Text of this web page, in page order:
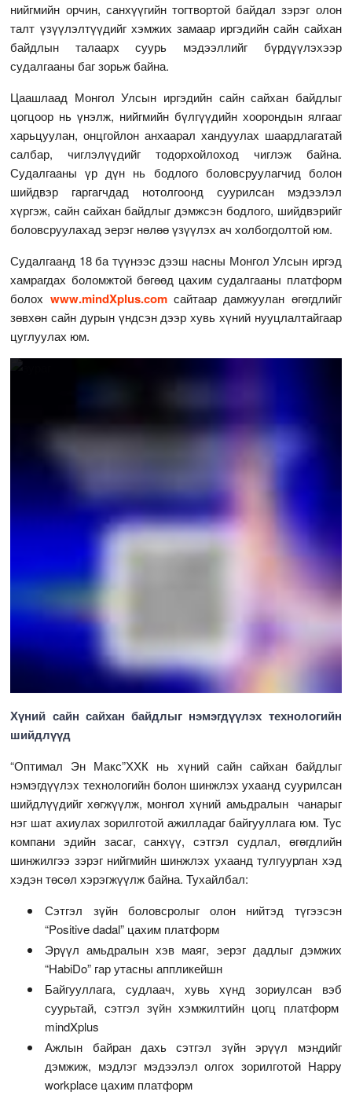
нийгмийн орчин, санхүүгийн тогтвортой байдал зэрэг олон
талт үзүүлэлтүүдийг хэмжих замаар иргэдийн сайн сайхан
байдлын талаарх суурь мэдээллийг бүрдүүлэхээр
судалгааны баг зорьж байна.
Цаашлаад Монгол Улсын иргэдийн сайн сайхан байдлыг
цогцоор нь үнэлж, нийгмийн бүлгүүдийн хоорондын ялгааг
харьцуулан, онцгойлон анхаарал хандуулах шаардлагатай
салбар, чиглэлүүдийг тодорхойлоход чиглэж байна.
Судалгааны үр дүн нь бодлого боловсруулагчид болон
шийдвэр гаргагчдад нотолгоонд суурилсан мэдээлэл
хүргэж, сайн сайхан байдлыг дэмжсэн бодлого, шийдвэрийг
боловсруулахад эерэг нөлөө үзүүлэх ач холбогдолтой юм.
Судалгаанд 18 ба түүнээс дээш насны Монгол Улсын иргэд
хамрагдах боломжтой бөгөөд цахим судалгааны платформ
болох www.mindXplus.comсайтаар дамжуулан өгөгдлийг
зөвхөн сайн дурын үндсэн дээр хувь хүний нууцлалтайгаар
цуглуулах юм.
Хүний сайн сайхан байдлыг нэмэгдүүлэх технологийн
шийдлүүд
“Оптимал Эн Макс”ХХК нь хүний сайн сайхан байдлыг
нэмэгдүүлэх технологийн болон шинжлэх ухаанд суурилсан
шийдлүүдийг хөгжүүлж, монгол хүний амьдралын чанарыг
нэг шат ахиулах зорилготой ажилладаг байгууллага юм. Тус
компани эдийн засаг, санхүү, сэтгэл судлал, өгөгдлийн
шинжилгээ зэрэг нийгмийн шинжлэх ухаанд тулгуурлан хэд
хэдэн төсөл хэрэгжүүлж байна. Тухайлбал:
Сэтгэл зүйн боловсролыг олон нийтэд түгээсэн
“Positive dadal” цахим платформ
Эрүүл амьдралын хэв маяг, эерэг дадлыг дэмжих
“HabiDo” гар утасны аппликейшн
Байгууллага, судлаач, хувь хүнд зориулсан вэб
суурьтай, сэтгэл зүйн хэмжилтийн цогц платформ
mindXplus
Ажлын байран дахь сэтгэл зүйн эрүүл мэндийг
дэмжиж, мэдлэг мэдээлэл олгох зорилготой Happy
workplace цахим платформ